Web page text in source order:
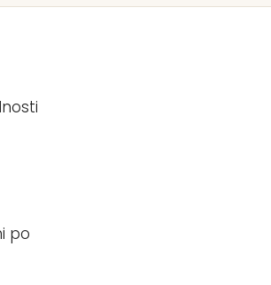
po